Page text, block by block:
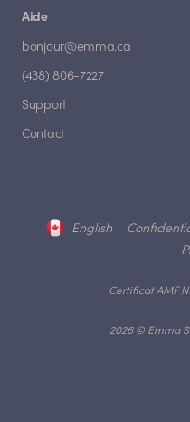
Aide
bonjour@emma.ca
(438) 806-7227
Support
Contact
2026 © Emma
Certificat AMF
English